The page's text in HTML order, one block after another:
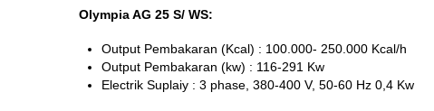
Olympia AG 25 S/ WS:
Output Pembakaran (Kcal) : 100.000- 250.000 Kcal/h
Output Pembakaran (kw) : 116-291 Kw
Electrik Suplaiy : 3 phase, 380-400 V, 50-60 Hz 0,4 Kw